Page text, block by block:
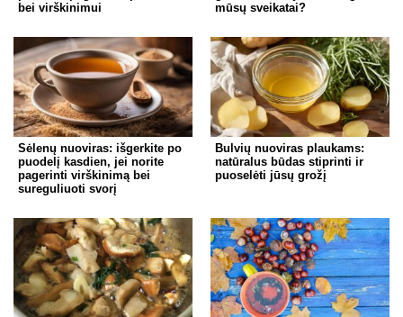
bei virškinimui
mūsų sveikatai?
Sėlenų nuoviras: išgerkite po
puodelį kasdien, jei norite
pagerinti virškinimą bei
sureguliuoti svorį
Bulvių nuoviras plaukams:
natūralus būdas stiprinti ir
puoselėti jūsų grožį